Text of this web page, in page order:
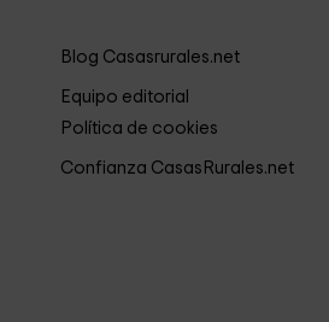
Blog Casasrurales.net
Equipo editorial
Política de cookies
Confianza CasasRurales.net